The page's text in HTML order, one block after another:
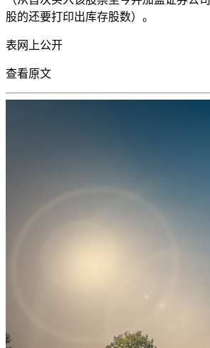
股的还要打印出库存股数）。
表 网上公开
查看原文